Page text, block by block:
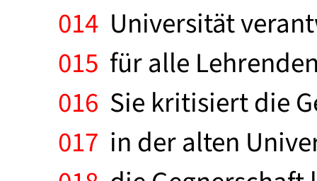
014 Universität
015 für alle
016 Sie kritisiert die
017 in der alten